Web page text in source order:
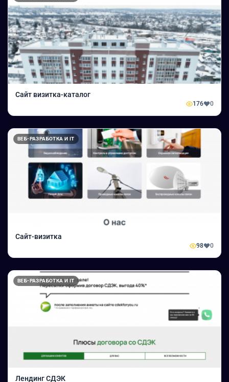
Сайт визитка-каталог
176 0
ВЕБ-РАЗРАБОТКА И IT
Сайт-визитка
98 0
ВЕБ-РАЗРАБОТКА И IT
Лендинг СДЭК